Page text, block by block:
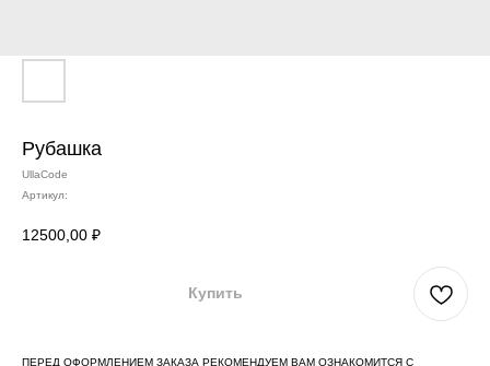
Рубашка
UllaCode
Артикул:
12500,00 ₽
Купить
ПЕРЕД ОФОРМЛЕНИЕМ ЗАКАЗА РЕКОМЕНДУЕМ ВАМ ОЗНАКОМИТСЯ С